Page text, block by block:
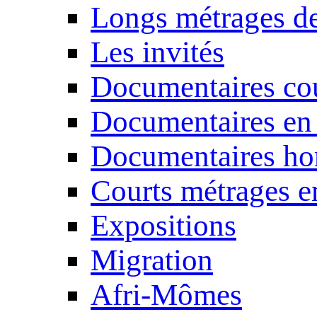
Longs métrages
Les invités
Documentaires
Documentaires
Documentaires
Courts métrages
Expositions
Migration
Afri-Mômes